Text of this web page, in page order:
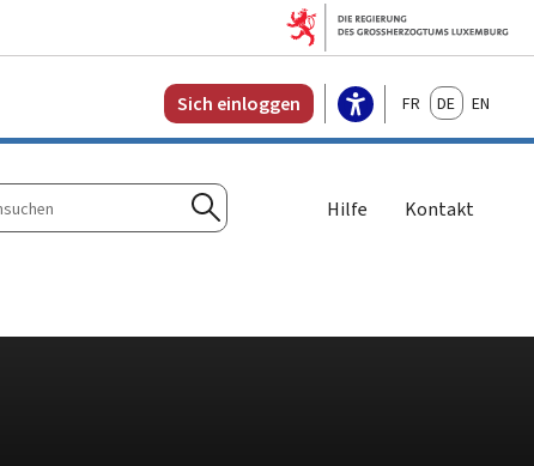
Sich einloggen FrançaisDeutschEnglish
Suchen
Hilfe Kontakt